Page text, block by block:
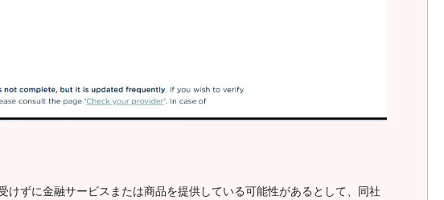
ずに金融サービスまたは商品を提供している可能性があるとして、同社